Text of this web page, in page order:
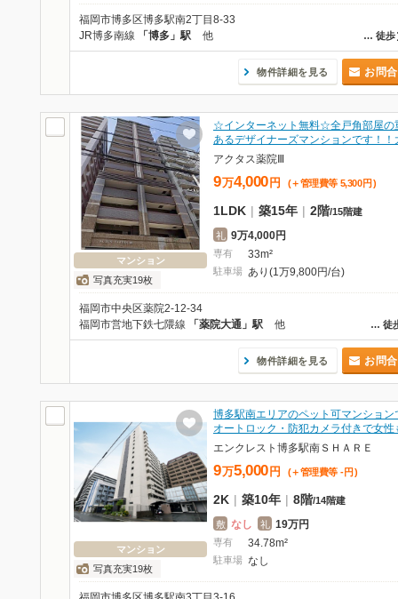
福岡市博多区博多駅南2丁目8-33
… 徒歩
JR博多南線 「博多」駅 他
物件詳細を見る お問
マンション
写真充実19枚
☆インターネット無料☆全戸角部屋の
あるデザイナーズマンションです！
アクタス薬院Ⅲ
9万4,000 円 (＋管理費等 5,300 円 )
1LDK | 築15年 | 2階/15階建
礼 9万4,000円
専有 33m²
駐車場 あり(1万9,800円/台)
福岡市中央区薬院2-12-34
… 徒
福岡市営地下鉄七隈線 「薬院大通」駅 他
物件詳細を見る お問
マンション
写真充実19枚
博多駅南エリアのペット可マンショ
オートロック・防犯カメラ付きで女
エンクレスト博多駅南ＳＨＡＲＥ
9万5,000 円 (＋管理費等 - 円 )
2K | 築10年 | 8階/14階建
敷 なし 礼 19万円
専有 34.78m²
駐車場 なし